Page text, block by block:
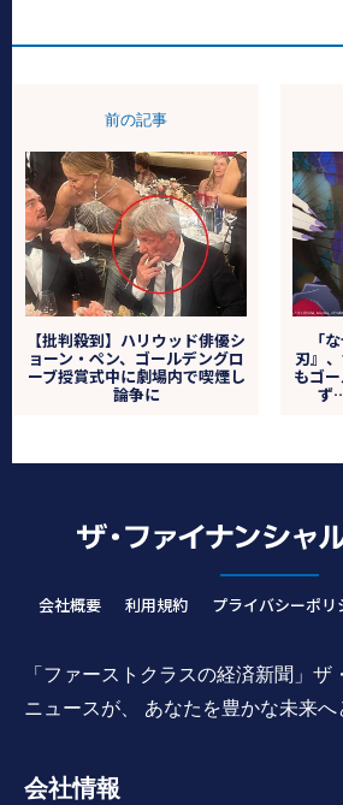
前の記事
【批判殺到】ハリウッド俳優シ
ョーン・ペン、ゴールデングロ
ーブ授賞式中に劇場内で喫煙し
論争に
「
刃』
もゴ
ず
会社概要 利用規約 プライバシーポリ
「ファーストクラスの経済新聞」
ニュースが、 あなたを豊かな未来へ
会社情報